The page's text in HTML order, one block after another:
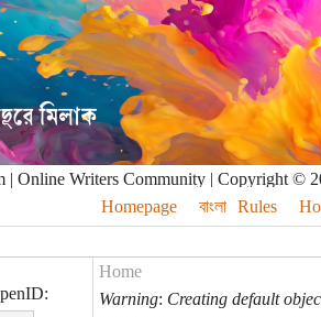
| Online Writers Community | Copyright ©
Homepage
বাংলা Rules
Home
Warning: Creating default